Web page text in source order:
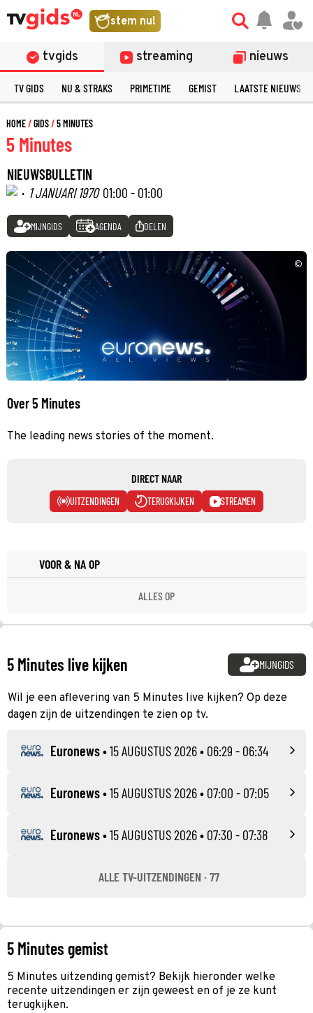
stem nu!
tvgids streaming nieuws
TV GIDS NU & STRAKS PRIMETIME GEMIST LAATSTE NIEUWS
HOME GIDS 5 MINUTES
5 Minutes
NIEUWSBULLETIN
· 1 JANUARI 1970 01:00 - 01:00
MIJNGIDS AGENDA DELEN
©
Over 5 Minutes
The leading news stories of the moment.
DIRECT NAAR
UITZENDINGEN TERUGKIJKEN STREAMEN
VOOR & NA OP
ALLES OP
5 Minutes live kijken MIJNGIDS
Wil je een aflevering van 5 Minutes live kijken? Op deze
dagen zijn de uitzendingen te zien op tv.
Euronews•15 AUGUSTUS 2026• 06:29 - 06:34
Euronews•15 AUGUSTUS 2026• 07:00 - 07:05
Euronews•15 AUGUSTUS 2026• 07:30 - 07:38
ALLE TV-UITZENDINGEN · 77
5 Minutes gemist
5 Minutes uitzending gemist? Bekijk hieronder welke
recente uitzendingen er zijn geweest en of je ze kunt
terugkijken.